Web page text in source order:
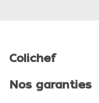
Colichef
Nos garanties